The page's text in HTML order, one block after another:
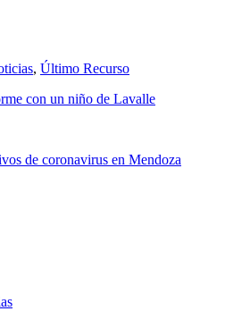
, Último Recurso
con un niño de Lavalle
de coronavirus en Mendoza